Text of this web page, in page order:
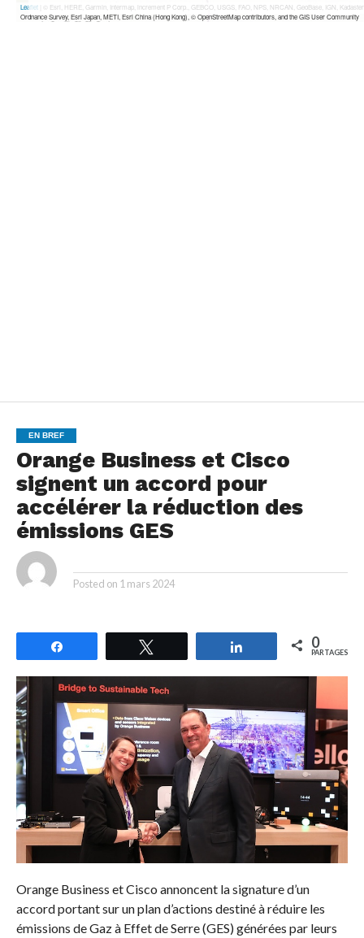
EN BREF
Orange Business et Cisco
signent un accord pour
accélérer la réduction des
émissions GES
Posted on 1 mars 2024
Partagez 0
PARTAGES
Orange Business et Cisco annoncent la signature d’un
accord portant sur un plan d’actions destiné à réduire les
émissions de Gaz à Effet de Serre (GES) générées par leurs